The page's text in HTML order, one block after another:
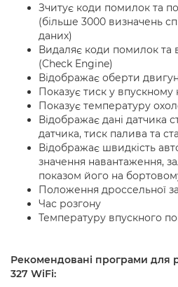
Зчитує коди помилок та
(більше 3000 визначень
даних)
Видаляє коди помилок та
(Check Engine)
Відображає оберти
Показує тиск у впускному
Показує температуру
Відображає дані датчика
датчика, тиск палива та
Відображає швидкість
значення навантаження,
показом його на
Положення дроссельної
Час розгону
Температуру впускного
Рекомендовані програми для
327 WiFi: